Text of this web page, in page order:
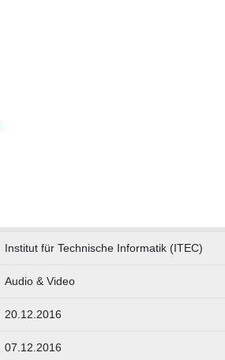
Institut für Technische Informatik (ITEC)
Audio & Video
20.12.2016
07.12.2016